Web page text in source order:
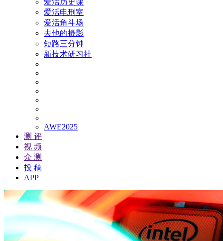
爱活历史课
爱活电刑室
爱活角斗场
去他的摄影
短路三分钟
新技术研习社
AWE2025
测 评
视 频
众 测
投 稿
APP